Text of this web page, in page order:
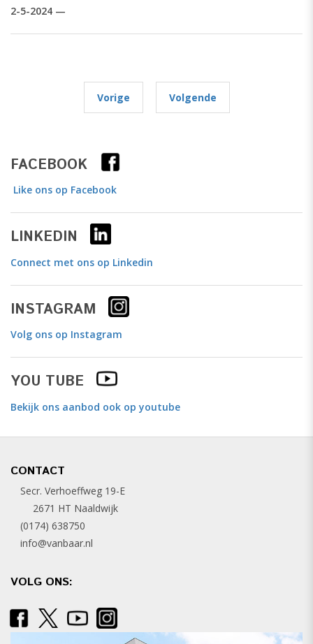
2-5-2024 —
Vorige Volgende
FACEBOOK
Like ons op Facebook
LINKEDIN
Connect met ons op Linkedin
INSTAGRAM
Volg ons op Instagram
YOU TUBE
Bekijk ons aanbod ook op youtube
CONTACT
Secr. Verhoeffweg 19-E
2671 HT Naaldwijk
(0174) 638750
info@vanbaar.nl
VOLG ONS: